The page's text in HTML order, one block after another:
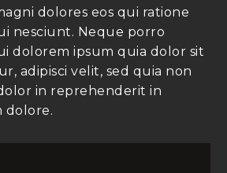
dolores eos qui ratione
nesciunt. Neque porro
dolorem ipsum quia dolor sit
adipisci velit, sed quia non
in reprehenderit in
dolore.